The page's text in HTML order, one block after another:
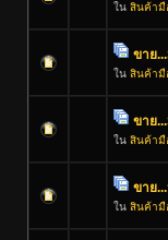
ใน สินค้ามื
ขาย
ใน สินค้ามื
ขาย
ใน สินค้ามื
ขาย
ใน สินค้ามื